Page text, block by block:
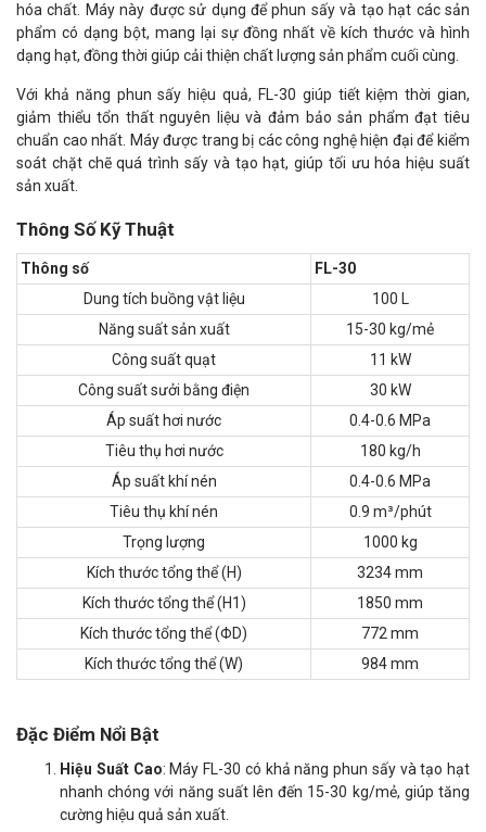
hóa chất. Máy này được sử dụng để phun sấy và tạo hạt các sản
phẩm có dạng bột, mang lại sự đồng nhất về kích thước và hình
dạng hạt, đồng thời giúp cải thiện chất lượng sản phẩm cuối cùng.
Với khả năng phun sấy hiệu quả, FL-30 giúp tiết kiệm thời gian,
giảm thiểu tổn thất nguyên liệu và đảm bảo sản phẩm đạt tiêu
chuẩn cao nhất. Máy được trang bị các công nghệ hiện đại để kiểm
soát chặt chẽ quá trình sấy và tạo hạt, giúp tối ưu hóa hiệu suất
sản xuất.
Thông Số Kỹ Thuật
Thông số
FL-30
Dung tích buồng vật liệu
100 L
Năng suất sản xuất
15-30 kg/mẻ
Công suất quạt
11 kW
Công suất sưởi bằng điện
30 kW
Áp suất hơi nước
0.4-0.6 MPa
Tiêu thụ hơi nước
180 kg/h
Áp suất khí nén
0.4-0.6 MPa
Tiêu thụ khí nén
0.9 m³/phút
Trọng lượng
1000 kg
Kích thước tổng thể (H)
3234 mm
Kích thước tổng thể (H1)
1850 mm
Kích thước tổng thể (ΦD)
772 mm
Kích thước tổng thể (W)
984 mm
Đặc Điểm Nổi Bật
Hiệu Suất Cao: Máy FL-30 có khả năng phun sấy và tạo hạt
nhanh chóng với năng suất lên đến 15-30 kg/mẻ, giúp tăng
cường hiệu quả sản xuất.